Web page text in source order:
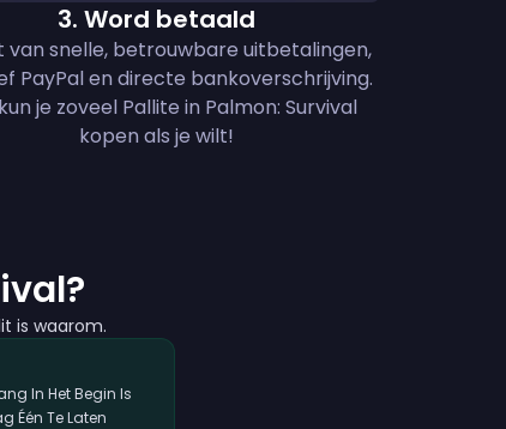
3. Word betaald
van snelle, betrouwbare uitbetalingen,
PayPal en directe bankoverschrijving.
je zoveel Pallite in Palmon: Survival
kopen als je wilt!
is waarom.
In Het Begin Is
Één Te Laten